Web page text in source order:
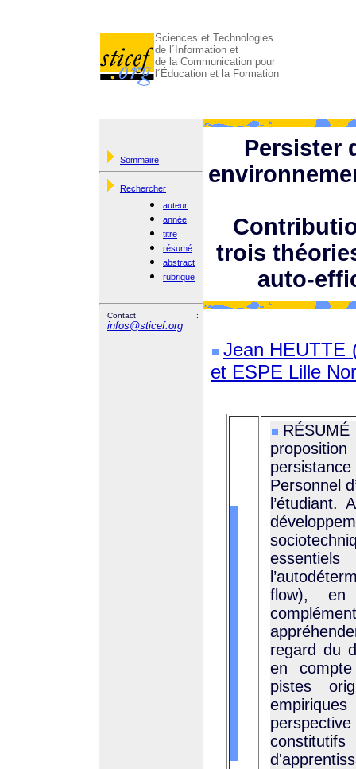
Sciences et Technologies
de l´Information et
de la Communication pour
l´Éducation et la Formation
Sommaire
Rechercher
auteur
année
titre
résumé
abstract
rubrique
Contact :
infos@sticef.org
Persister
trois
auto-
Jean HEUTTE
et ESPE Lille
Personnel
l’étudiant.
flow),
regard du
en
pistes